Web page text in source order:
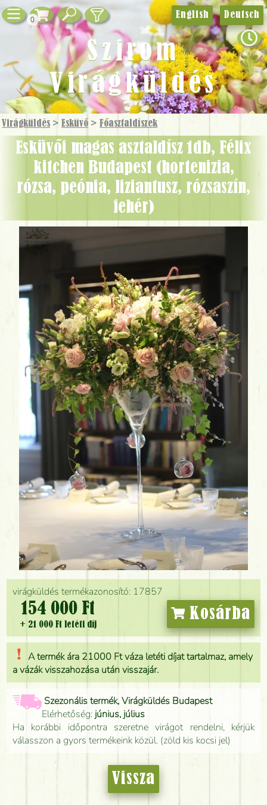
0
Virágküldés > Esküvő > Főasztaldíszek
Esküvői magas asztaldísz 1db, Félix
kitchen Budapest (hortenizia,
rózsa, peónia, liziantusz, rózsaszín,
fehér)
virágküldés termékazonosító: 17857
154 000 Ft
+ 21 000 Ft letéti díj
Kosárba
A termék ára 21000 Ft váza letéti díjat tartalmaz, amely
a vázák visszahozása után visszajár.
Szezonális termék, Virágküldés Budapest
Elérhetőség: június, július
Ha korábbi időpontra szeretne virágot rendelni, kérjük
válasszon a gyors termékeink közül. (zöld kis kocsi jel)
Vissza
English Deutsch
Szirom
Virágküldés